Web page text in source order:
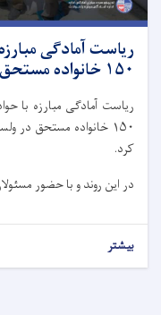
ریاست آمادگی
۱۵۰ خانواده مستحق کمک‌های غذایی توزیع کرد
ریاست آمادگی مبارزه با
۱۵۰ خانواده مستحق
کرد.
در این روند و با حضور
بیشتر